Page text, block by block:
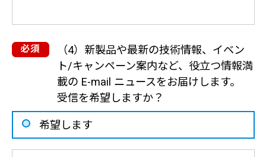
（4）新製品や最新の技術情報、イベン
ト/キャンペーン案内など、役立つ情報満
載の E-mail ニュースをお届けします。
受信を希望しますか？
希望します